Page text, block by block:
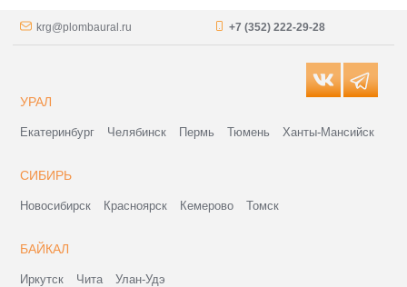
krg@plombaural.ru +7 (352) 222-29-28
УРАЛ
Екатеринбург Челябинск Пермь Тюмень Ханты-Мансийск
СИБИРЬ
Новосибирск Красноярск Кемерово Томск
БАЙКАЛ
Иркутск Чита Улан-Удэ